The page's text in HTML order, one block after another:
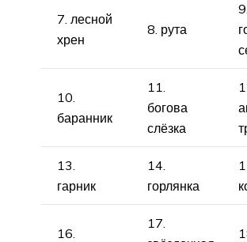
7. лесной
хрен
8. рута
9.
10.
баранник
11.
богова
слёзка
13.
гарник
14.
горлянка
16.
17.